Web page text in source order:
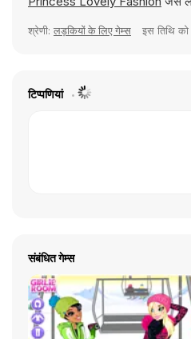
श्रेणी: लड़कियों के लिए गेम्स इस तिथि को
टिप्पणियां
संबंधित गेम्स